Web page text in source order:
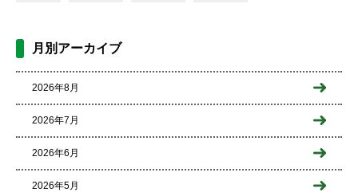
月別アーカイブ
2026年8月
2026年7月
2026年6月
2026年5月